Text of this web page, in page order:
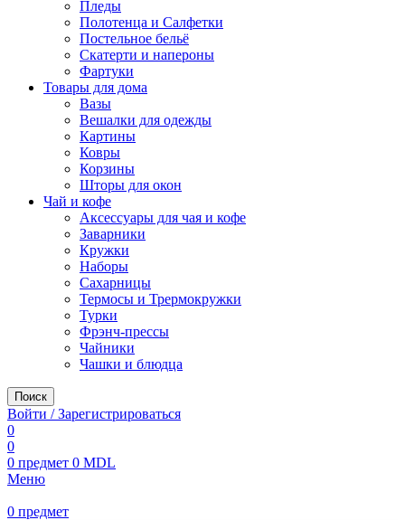
Пледы
Полотенца и Салфетки
Постельное бельё
Скатерти и напероны
Фартуки
Товары для дома
Вазы
Вешалки для одежды
Картины
Ковры
Корзины
Шторы для окон
Чай и кофе
Аксессуары для чая и кофе
Заварники
Кружки
Наборы
Сахарницы
Термосы и Трермокружки
Турки
Фрэнч-прессы
Чайники
Чашки и блюдца
Поиск
Войти / Зарегистрироваться
0
0
0 предмет 0 MDL
Меню
0 предмет